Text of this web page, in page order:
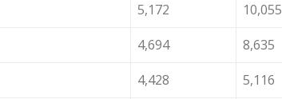
5,172
10,055
4,694
8,635
4,428
5,116